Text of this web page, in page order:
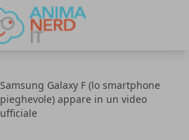
Samsung Galaxy F (lo smartphone
pieghevole) appare in un video
ufficiale